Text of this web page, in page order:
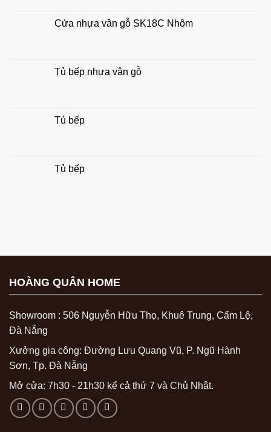
thủy
gia
Cửa nhựa vân gỗ SK18C Nhôm
Tủ bếp nhựa vân gỗ
Tủ bếp
Tủ bếp
HOÀNG QUÂN HOME
Showroom : 506 Nguyễn Hữu Thọ, Khuê Trung, Cẩm Lệ,
Đà Nẵng
Xưởng gia công: Đường Lưu Quang Vũ, P. Ngũ Hành
Sơn, Tp. Đà Nẵng
Mở cửa: 7h30 - 21h30 kể cả thứ 7 và Chủ Nhật.